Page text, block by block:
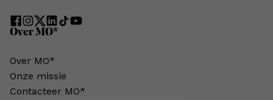
Over MO*
Over MO*
Onze missie
Contacteer MO*